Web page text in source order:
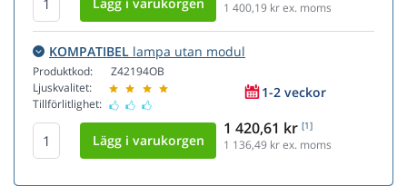
1 400,19 kr ex. moms
KOMPATIBEL lampa utan modul
Produktkod:
Ljuskvalitet:
Tillförlitlighet:
Z42194OB
1-2 veckor
1 420,61 kr [1]
1 136,49 kr ex. moms